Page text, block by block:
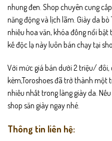
nhung đen. Shop chuyên cung
năng động và lịch lãm. Giày da
nhiều hoa văn, khóa đồng nổi
kế độc lạ này luôn bán chạy tại
Với mức giá bán dưới 2 triệu/ đôi,
kèm,Toroshoes đã trở thành một
nhiều nhất trong làng giày da.
shop săn giày ngay nhé.
Thông tin liên hệ: